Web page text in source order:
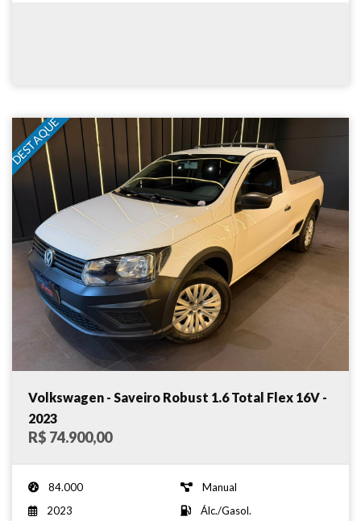
DESTAQUE
Volkswagen - Saveiro Robust 1.6 Total Flex 16V -
2023
R$ 74.900,00
84.000
Manual
2023
Álc./Gasol.